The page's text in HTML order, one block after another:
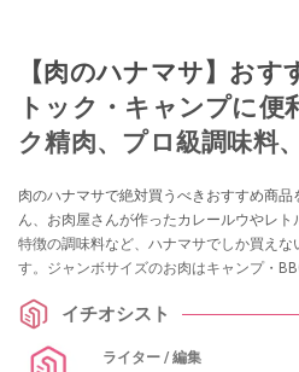
【肉のハナマサ】おす
トック・キャンプに便
ク精肉、プロ級調味料
肉のハナマサで絶対買うべきおすすめ商
ん、お肉屋さんが作ったカレールウやレ
特徴の調味料など、ハナマサでしか買えな
す。ジャンボサイズのお肉はキャンプ・
イチオシスト
ライター / 編集